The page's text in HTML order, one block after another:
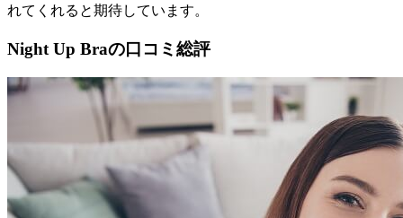
れてくれると期待しています。
Night Up Braの口コミ総評